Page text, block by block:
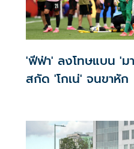
'ฟีฟ่า' ลงโทษแบน 'ม
สกัด 'โกเน่' จนขาหัก